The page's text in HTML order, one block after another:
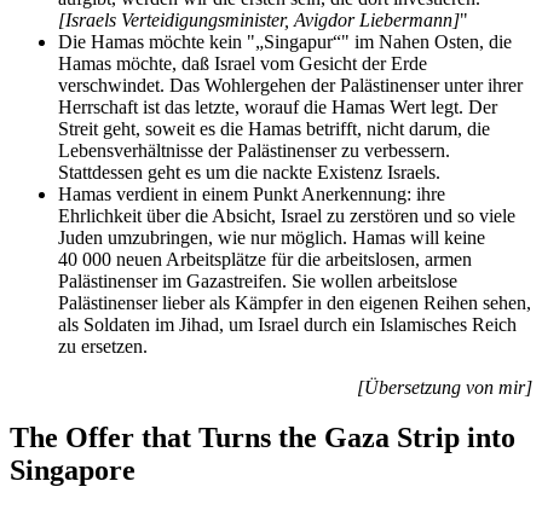
[Israels Verteidigungsminister, Avigdor Liebermann]
Die Hamas möchte kein
„Singapur“
im Nahen Osten, die
Hamas möchte, daß Israel vom Gesicht der Erde
verschwindet. Das Wohlergehen der Palästinenser unter ihrer
Herrschaft ist das letzte, worauf die Hamas Wert legt. Der
Streit geht, soweit es die Hamas betrifft, nicht darum, die
Lebensverhältnisse der Palästinenser zu verbessern.
Stattdessen geht es um die nackte Existenz Israels.
Hamas verdient in einem Punkt Anerkennung: ihre
Ehrlichkeit über die Absicht, Israel zu zerstören und so viele
Juden umzubringen, wie nur möglich. Hamas will keine
40 000 neuen Arbeitsplätze für die arbeitslosen, armen
Palästinenser im Gazastreifen. Sie wollen arbeitslose
Palästinenser lieber als Kämpfer in den eigenen Reihen sehen,
als Soldaten im Jihad, um Israel durch ein Islamisches Reich
zu ersetzen.
[Übersetzung von mir]
The Offer that Turns the Gaza Strip into
Singapore